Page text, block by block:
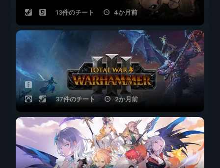
13件のチート 4か月前
37件のチート 2か月前